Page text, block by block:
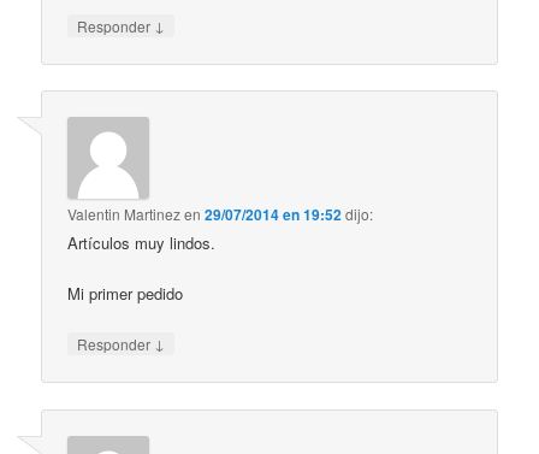
Responder ↓
Valentin Martinezen29/07/2014 en 19:52dijo:
Artículos muy lindos.
Mi primer pedido
Responder ↓